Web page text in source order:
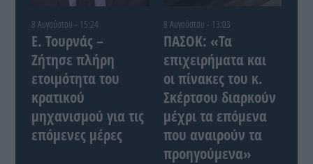
8 Αυγούστου - 15:24
Ε. Τουρνάς –
Ζήτησε πλήρη
ετοιμότητα του
κρατικού
μηχανισμού για τις
επόμενες μέρες
8 Αυγούστου - 13:03
ΠΑΣΟΚ: «Τα
επιχειρήματα και
οι πίνακες του κ.
Σκέρτσου διαρκούν
μέχρι τα επόμενα
που αναιρούν τα
προηγούμενα»